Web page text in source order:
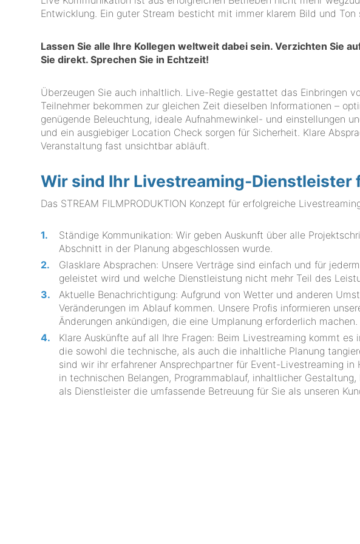
Entwicklung. Ein guter Stream besticht mit immer klarem Bild und
Lassen Sie alle Ihre Kollegen weltweit dabei sein. Verzichten Sie
Sie direkt. Sprechen Sie in Echtzeit!
Überzeugen Sie auch inhaltlich. Live-Regie gestattet das Einbringen
Teilnehmer bekommen zur gleichen Zeit dieselben Informationen –
genügende Beleuchtung, ideale Aufnahmewinkel- und einstellungen
und ein ausgiebiger Location Check sorgen für Sicherheit. Klare
Veranstaltung fast unsichtbar abläuft.
Wir sind Ihr Livestreaming-Dienstleister
Das STREAM FILMPRODUKTION Konzept für erfolgreiche
Ständige Kommunikation: Wir geben Auskunft über alle
Abschnitt in der Planung abgeschlossen wurde.
Glasklare Absprachen: Unsere Verträge sind einfach und für
geleistet wird und welche Dienstleistung nicht mehr Teil des
Aktuelle Benachrichtigung: Aufgrund von Wetter und anderen
Veränderungen im Ablauf kommen. Unsere Profis informieren
Änderungen ankündigen, die eine Umplanung erforderlich machen.
Klare Auskünfte auf all Ihre Fragen: Beim Livestreaming kommt
die sowohl die technische, als auch die inhaltliche Planung
sind wir ihr erfahrener Ansprechpartner für Event-Livestreaming
in technischen Belangen, Programmablauf, inhaltlicher
als Dienstleister die umfassende Betreuung für Sie als unseren